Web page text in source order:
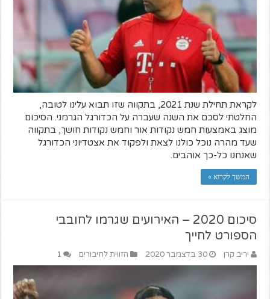
לקראת תחילת שנת 2021, בתקווה שזו תבוא עלינו לטובה,
החלטתי לסכם את השנה שעברה על הכדורגל הגרמני. הסיכום
מוצג באמצעות חמש נקודות אור וחמש נקודות חושך, בתקווה
שעד מהרה נוכל כולנו לצאת ולפקוד את אצטדיוני הכדורגל
שאנחנו כל-כך אוהבים.
המשך לקרוא »
סיכום 2020 – האירועים שגרמו לחובבי
הספורט לחייך
יריב קרן 30 בדצמבר 2020 הזווית לחיבורים 1